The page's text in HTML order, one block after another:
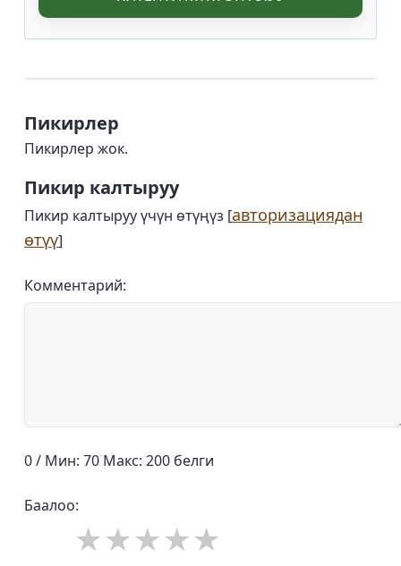
Пикирлер
Пикирлер жок.
Пикир калтыруу
Пикир калтыруу үчүн өтүңүз [авторизациядан
өтүү]
Комментарий:
0 / Мин: 70 Макс: 200 белги
Баалоо: